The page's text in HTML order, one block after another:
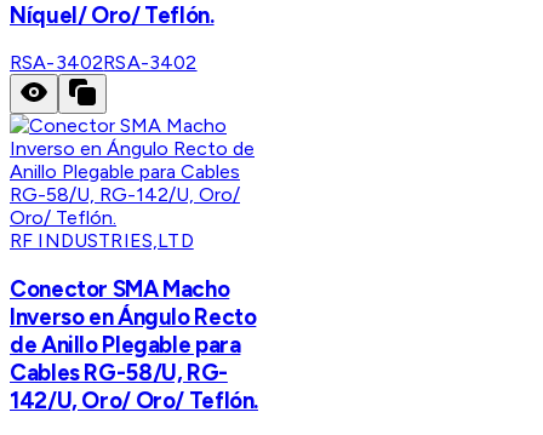
Níquel/ Oro/ Teflón.
RSA-3402RSA-3402
RF INDUSTRIES,LTD
Conector SMA Macho
Inverso en Ángulo Recto
de Anillo Plegable para
Cables RG-58/U, RG-
142/U, Oro/ Oro/ Teflón.